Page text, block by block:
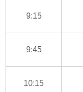
9:15
9:45
10:15